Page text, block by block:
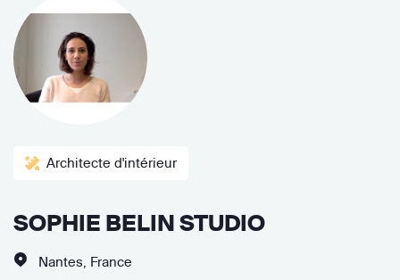
Architecte d'intérieur
SOPHIE BELIN STUDIO
Nantes, France